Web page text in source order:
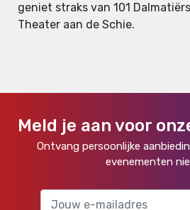
geniet straks van 101
Theater aan de Schie.
Meld je aan voor
Ontvang persoonlijke
evenementen